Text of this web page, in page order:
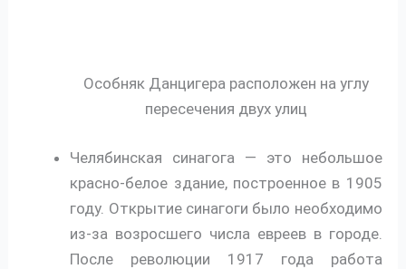
Особняк Данцигера расположен на углу
пересечения двух улиц
Челябинская синагога — это небольшое
красно-белое здание, построенное в 1905
году. Открытие синагоги было необходимо
из-за возросшего числа евреев в городе.
После революции 1917 года работа